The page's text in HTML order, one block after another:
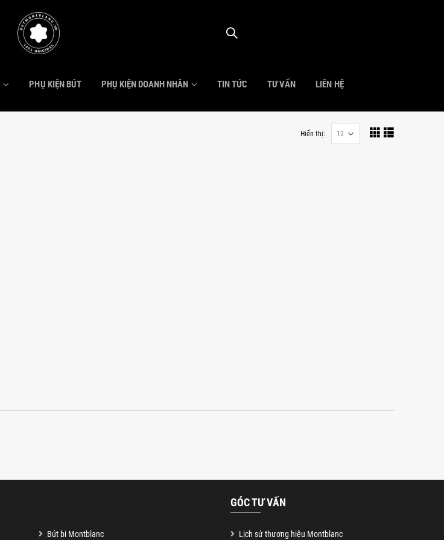
PHỤ KIỆN BÚT PHỤ KIỆN DOANH NHÂN TIN TỨC TƯ VẤN LIÊN HỆ
Hiển thị:
Bút bi Montblanc
GÓC TƯ VẤN
Lịch sử thương hiệu Montblanc